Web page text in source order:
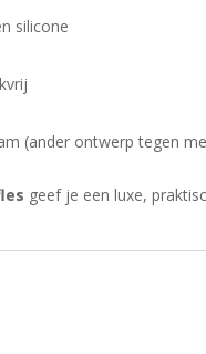
silicone
(ander ontwerp tegen
geef je een luxe,